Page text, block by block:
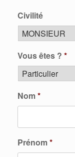
Civilité
Vous êtes ? *
Nom*
Prénom*